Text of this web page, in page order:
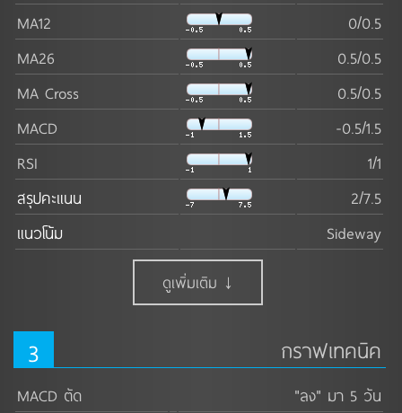
ดูเพิ่มเติม ↓
MA12
0/0.5
MA26
0.5/0.5
MA Cross
0.5/0.5
MACD
-0.5/1.5
RSI
1/1
สรุปคะแนน
2/7.5
แนวโน้ม
Sideway
ดูเพิ่มเติม ↓
3 กราฟเทคนิค
MACD ตัด
"ลง" มา 5 วัน